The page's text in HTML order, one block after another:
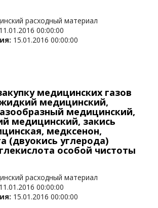
расходный материал
11.01.2016 00:00:00
15.01.2016 00:00:00
медицинских газов
медицинский,
медицинский,
медицинский, закись
медксенон,
(двуокись углерода)
особой чистоты
расходный материал
11.01.2016 00:00:00
15.01.2016 00:00:00